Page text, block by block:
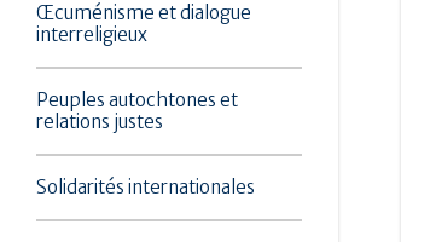
Œcuménisme et dialogue
interreligieux
Peuples autochtones et
relations justes
Solidarités internationales